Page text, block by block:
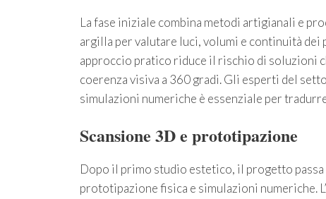
La fase iniziale combina metodi artigianali e
argilla per valutare luci, volumi e continuità
approccio pratico riduce il rischio di soluzioni
coerenza visiva a 360 gradi. Gli esperti del
simulazioni numeriche è essenziale per
Scansione 3D e prototipazione
Dopo il primo studio estetico, il progetto passa
prototipazione fisica e simulazioni numeriche.